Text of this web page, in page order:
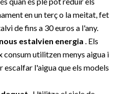
en un terç o la meitat, fet
de fins a 30 euros a l'any.
estalvien energia . Els
consum utilitzen menys aigua i
escalfar l'aigua que els models